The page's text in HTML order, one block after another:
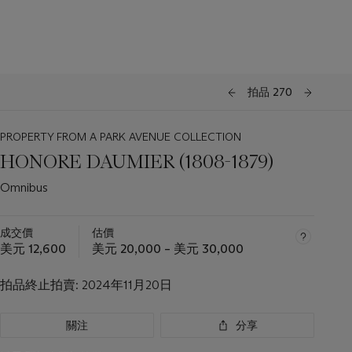
拍品 270
PROPERTY FROM A PARK AVENUE COLLECTION
HONORE DAUMIER (1808-1879)
Omnibus
成交價
美元 12,600
估價
美元 20,000 – 美元 30,000
拍品終止拍賣: 2024年11月20日
關注 分享